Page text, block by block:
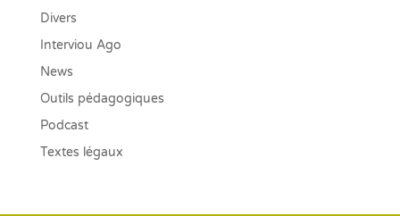
Divers
Interviou Ago
News
Outils pédagogiques
Podcast
Textes légaux